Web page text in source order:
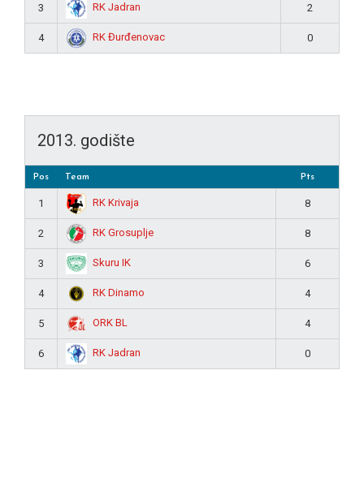
3 RK Jadran 2
4 RK Đurđenovac 0
2013. godište
Pos Team Pts
1 RK Krivaja 8
2 RK Grosuplje 8
3 Skuru IK 6
4 RK Dinamo 4
5 ORK BL 4
6 RK Jadran 0